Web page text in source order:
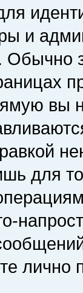
и
Обычно
вы
для
лично